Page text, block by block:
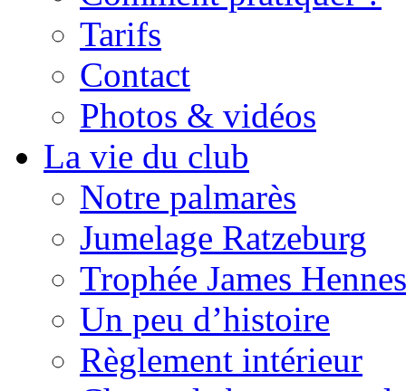
Tarifs
Contact
Photos & vidéos
La vie du club
Notre palmarès
Jumelage Ratzeburg
Trophée James
Un peu d’histoire
Règlement intérieur